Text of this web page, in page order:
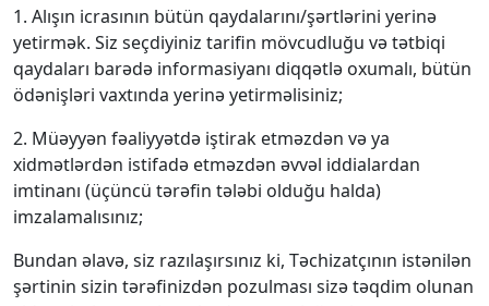
1. Alışın icrasının bütün qaydalarını/şərtlərini yerinə
yetirmək. Siz seçdiyiniz tarifin mövcudluğu və tətbiqi
qaydaları barədə informasiyanı diqqətlə oxumalı, bütün
ödənişləri vaxtında yerinə yetirməlisiniz;
2. Müəyyən fəaliyyətdə iştirak etməzdən və ya
xidmətlərdən istifadə etməzdən əvvəl iddialardan
imtinanı (üçüncü tərəfin tələbi olduğu halda)
imzalamalısınız;
Bundan əlavə, siz razılaşırsınız ki, Təchizatçının istənilən
şərtinin sizin tərəfinizdən pozulması sizə təqdim olunan